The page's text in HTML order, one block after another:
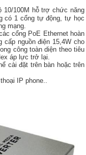
10/100M hỗ trợ chức năng
có 1 cổng tự động, tự học
mạng.
cổng PoE Ethernet hoàn
nguồn điện 15,4W cho
công toàn diện theo tiêu
áp lực trở lại.
cài đặt trên bàn hoặc trên
IP phone..